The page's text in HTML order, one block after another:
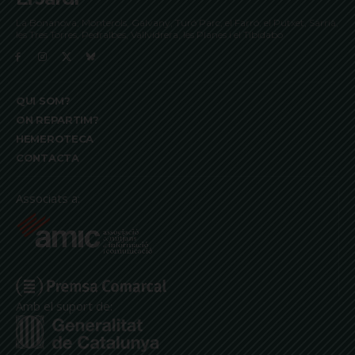
La Bonanova, Monterols, Galvany, Turó Parc, el Farró, el Putxet, Sarrià,
les Tres Torres, Pedralbes, Vallvidrera, les Planes i el Tibidabo
QUI SOM?
ON REPARTIM?
HEMEROTECA
CONTACTA
Associats a:
Amb el suport de: